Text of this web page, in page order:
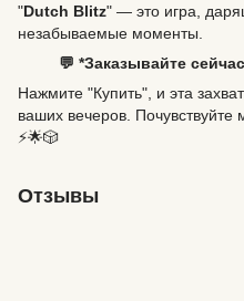
"Dutch Blitz" — это игра,
незабываемые моменты.
💬 *Заказывайте
Нажмите "Купить", и эта
ваших вечеров. Почувствуйте
⚡️🌟🎲
Отзывы